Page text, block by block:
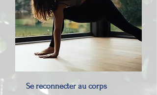
Se reconnecter au corps